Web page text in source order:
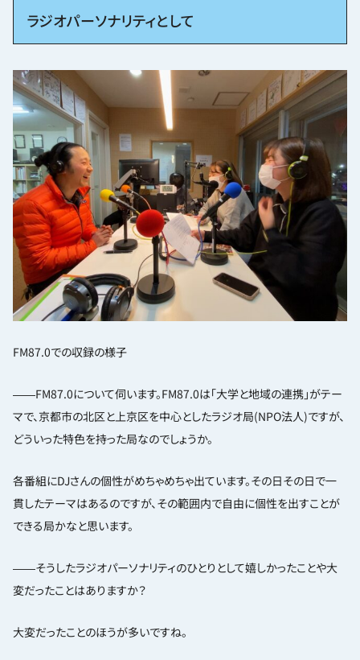
ラジオパーソナリティとして
FM87.0での収録の様子
――FM87.0について伺います。FM87.0は「大学と地域の連携」がテー
マで、京都市の北区と上京区を中心としたラジオ局(NPO法人)ですが、
どういった特色を持った局なのでしょうか。
各番組にDJさんの個性がめちゃめちゃ出ています。その日その日で一
貫したテーマはあるのですが、その範囲内で自由に個性を出すことが
できる局かなと思います。
――そうしたラジオパーソナリティのひとりとして嬉しかったことや大
変だったことはありますか？
大変だったことのほうが多いですね。